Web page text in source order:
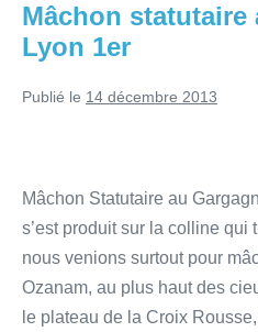
Mâchon statutaire
Lyon 1er
Publié le 14 décembre 2013
Mâchon Statutaire au
s’est produit sur la colline
nous venions surtout pour
Ozanam, au plus haut des
le plateau de la Croix